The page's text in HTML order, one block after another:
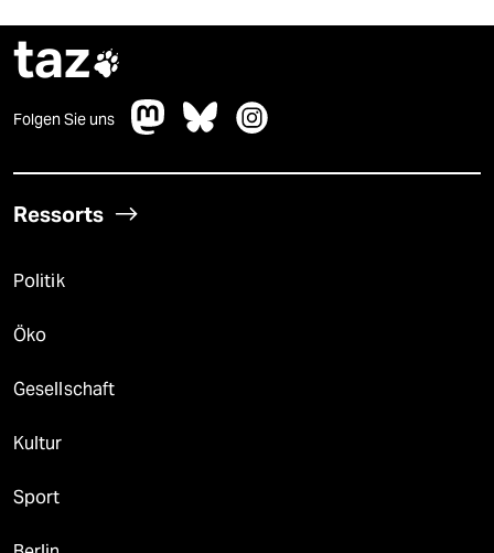
taz
Folgen Sie uns
Ressorts
Politik
Öko
Gesellschaft
Kultur
Sport